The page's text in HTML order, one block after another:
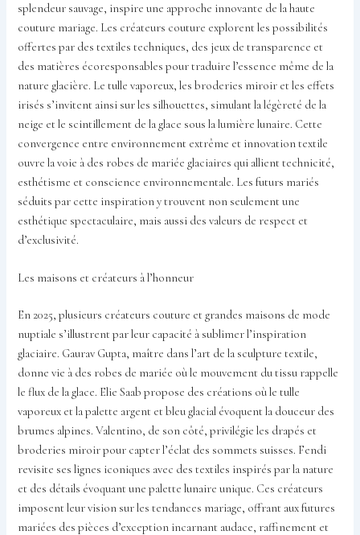
splendeur sauvage, inspire une approche innovante de la haute
couture mariage. Les créateurs couture explorent les possibilités
offertes par des textiles techniques, des jeux de transparence et
des matières écoresponsables pour traduire l’essence même de la
nature glacière. Le tulle vaporeux, les broderies miroir et les effets
irisés s’invitent ainsi sur les silhouettes, simulant la légèreté de la
neige et le scintillement de la glace sous la lumière lunaire. Cette
convergence entre environnement extrême et innovation textile
ouvre la voie à des robes de mariée glaciaires qui allient technicité,
esthétisme et conscience environnementale. Les futurs mariés
séduits par cette inspiration y trouvent non seulement une
esthétique spectaculaire, mais aussi des valeurs de respect et
d’exclusivité.
Les maisons et créateurs à l’honneur
En 2025, plusieurs créateurs couture et grandes maisons de mode
nuptiale s’illustrent par leur capacité à sublimer l’inspiration
glaciaire. Gaurav Gupta, maître dans l’art de la sculpture textile,
donne vie à des robes de mariée où le mouvement du tissu rappelle
le flux de la glace. Elie Saab propose des créations où le tulle
vaporeux et la palette argent et bleu glacial évoquent la douceur des
brumes alpines. Valentino, de son côté, privilégie les drapés et
broderies miroir pour capter l’éclat des sommets suisses. Fendi
revisite ses lignes iconiques avec des textiles inspirés par la nature
et des détails évoquant une palette lunaire unique. Ces créateurs
imposent leur vision sur les tendances mariage, offrant aux futures
mariées des pièces d’exception incarnant audace, raffinement et